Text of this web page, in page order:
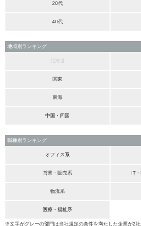
20代
40代
地域別ランキング
北海道
関東
東海
中国・四国
職種別ランキング
オフィス系
営業・販売系 IT
物流系
医療・福祉系
※文字がグレーの部門は当社規定の条件を満たした企業が2社